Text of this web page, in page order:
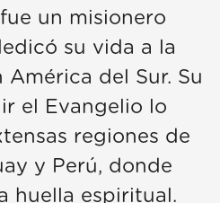
un misionero
su vida a la
del Sur. Su
el Evangelio lo
regiones de
y Perú, donde
huella espiritual.